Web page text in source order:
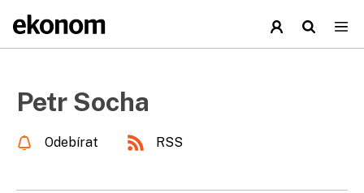
Petr Socha
Odebírat RSS